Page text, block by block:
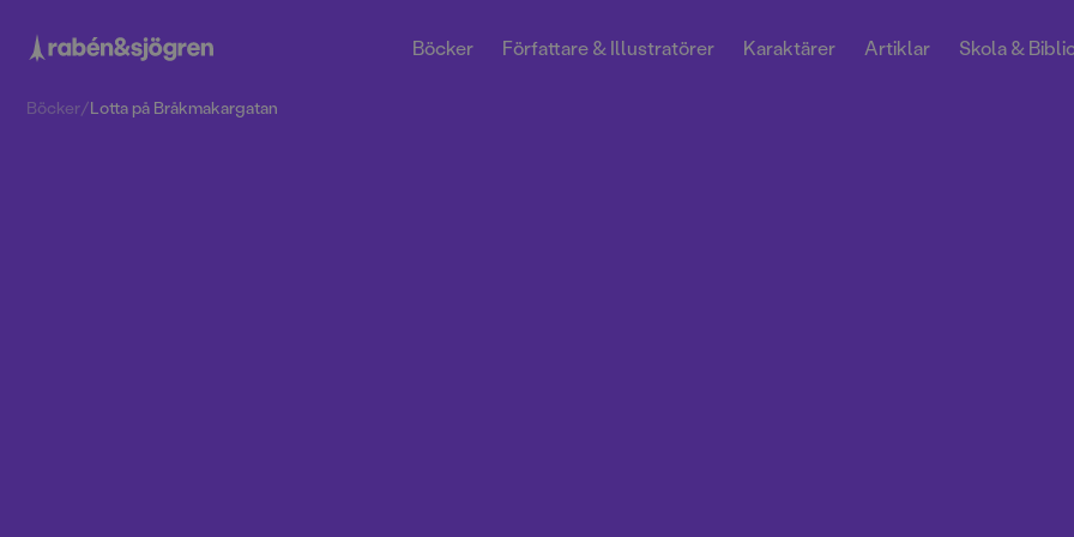
Böcker Författare & Illustratörer Karaktärer Artiklar Skola &
Böcker/Lotta på Bråkmakargatan